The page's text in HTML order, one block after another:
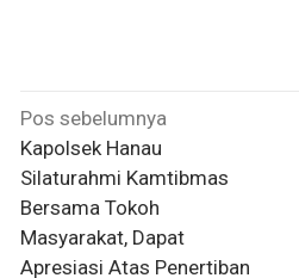
Navigasi
pos
Pos sebelumnya
Kapolsek Hanau
Silaturahmi Kamtibmas
Bersama Tokoh
Masyarakat, Dapat
Apresiasi Atas Penertiban